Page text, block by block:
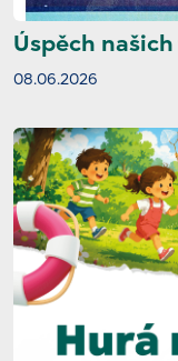
Úspěch
08.06.2026